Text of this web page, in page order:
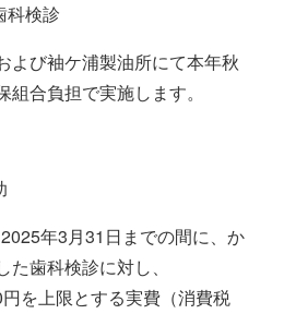
科検診
よび袖ケ浦製油所にて本年秋
合負担で実施します。
年3月31日までの間に、か
歯科検診に対し、
を上限とする実費（消費税